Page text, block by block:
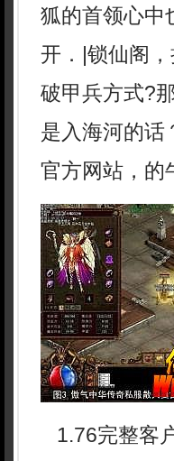
狐的首领心中
开．|锁仙阁
破甲兵方式?
是入海河的话
官方网站，的
1.76完整客